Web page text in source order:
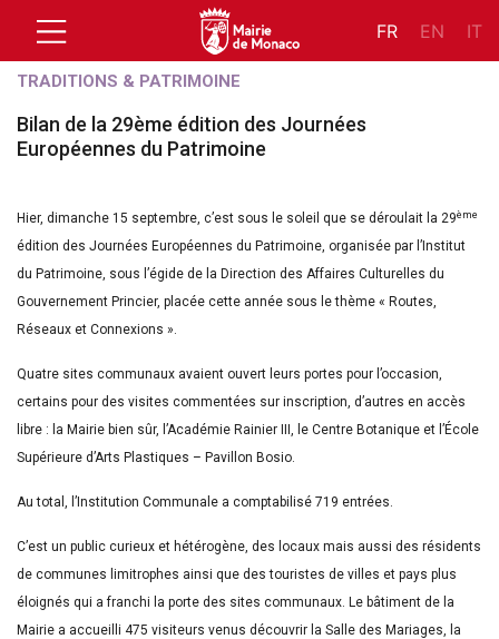
FR EN IT
TRADITIONS & PATRIMOINE
Bilan de la 29ème édition des Journées
Européennes du Patrimoine
Hier, dimanche 15 septembre, c’est sous le soleil que se déroulait la 29ème
édition des Journées Européennes du Patrimoine, organisée par l’Institut
du Patrimoine, sous l’égide de la Direction des Affaires Culturelles du
Gouvernement Princier, placée cette année sous le thème « Routes,
Réseaux et Connexions ».
Quatre sites communaux avaient ouvert leurs portes pour l’occasion,
certains pour des visites commentées sur inscription, d’autres en accès
libre : la Mairie bien sûr, l’Académie Rainier III, le Centre Botanique et l’École
Supérieure d’Arts Plastiques – Pavillon Bosio.
Au total, l’Institution Communale a comptabilisé 719 entrées.
C’est un public curieux et hétérogène, des locaux mais aussi des résidents
de communes limitrophes ainsi que des touristes de villes et pays plus
éloignés qui a franchi la porte des sites communaux. Le bâtiment de la
Mairie a accueilli 475 visiteurs venus découvrir la Salle des Mariages, la